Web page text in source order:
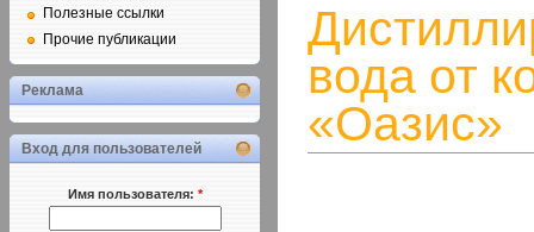
вода от
«Оазис»
Полезные ссылки
Прочие публикации
Реклама
Вход для пользователей
Имя пользователя: *